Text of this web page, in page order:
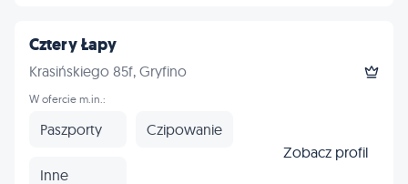
Cztery Łapy
Krasińskiego 85f, Gryfino
W ofercie m.in.:
Paszporty Czipowanie
Inne
Zobacz profil